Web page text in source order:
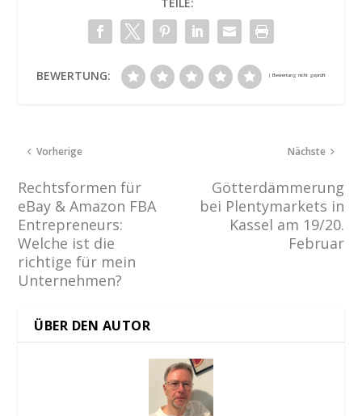
BEWERTUNG:
Vorherige
Rechtsformen für
eBay & Amazon FBA
Entrepreneurs:
Welche ist die
richtige für mein
Unternehmen?
Nächste
Götterdämmerung
bei Plentymarkets in
Kassel am 19/20.
Februar
ÜBER DEN AUTOR